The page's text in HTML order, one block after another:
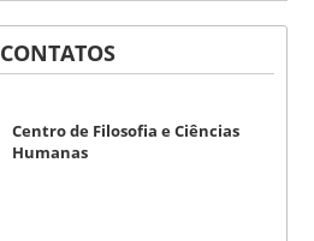
CONTATOS
Centro de Filosofia e Ciências
Humanas